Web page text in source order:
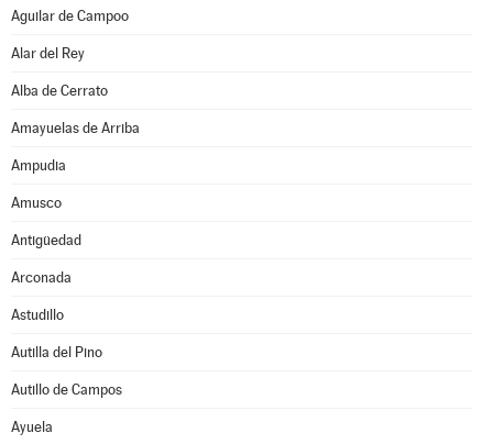
Aguilar de Campoo
Alar del Rey
Alba de Cerrato
Amayuelas de Arriba
Ampudia
Amusco
Antigüedad
Arconada
Astudillo
Autilla del Pino
Autillo de Campos
Ayuela